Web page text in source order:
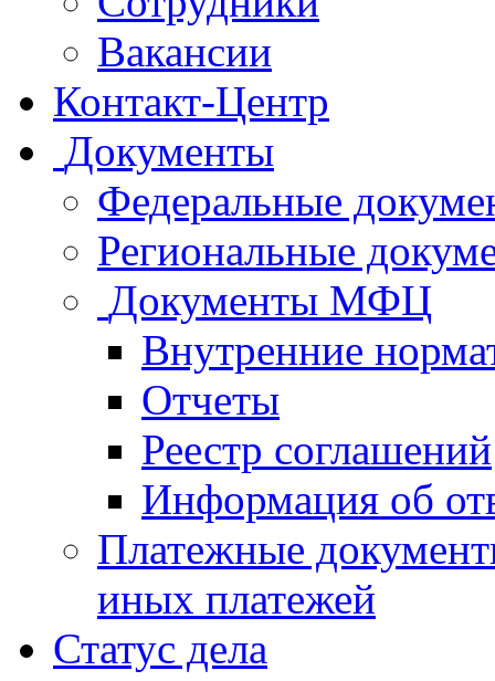
Вакансии
Контакт-Центр
Документы
Федеральные
Региональные
Документы МФЦ
Внутренние
Отчеты
Реестр соглашений
Информация об
Платежные
иных платежей
Статус дела